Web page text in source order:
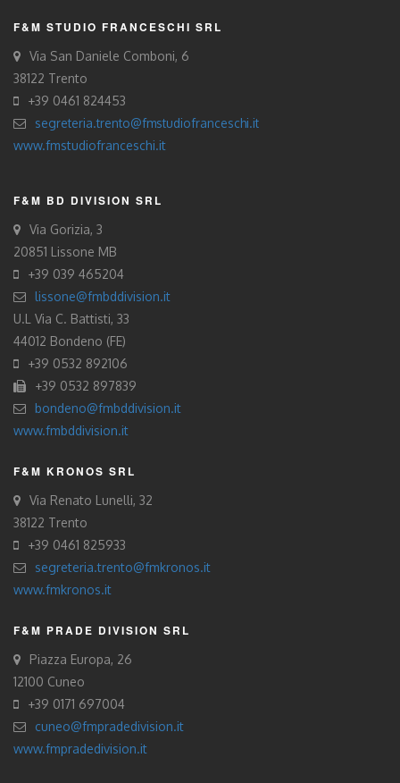
F&M STUDIO FRANCESCHI SRL
Via San Daniele Comboni, 6
38122 Trento
+39 0461 824453
segreteria.trento@fmstudiofranceschi.it
www.fmstudiofranceschi.it
F&M BD DIVISION SRL
Via Gorizia, 3
20851 Lissone MB
+39 039 465204
lissone@fmbddivision.it
U.L Via C. Battisti, 33
44012 Bondeno (FE)
+39 0532 892106
+39 0532 897839
bondeno@fmbddivision.it
www.fmbddivision.it
F&M KRONOS SRL
Via Renato Lunelli, 32
38122 Trento
+39 0461 825933
segreteria.trento@fmkronos.it
www.fmkronos.it
F&M PRADE DIVISION SRL
Piazza Europa, 26
12100 Cuneo
+39 0171 697004
cuneo@fmpradedivision.it
www.fmpradedivision.it